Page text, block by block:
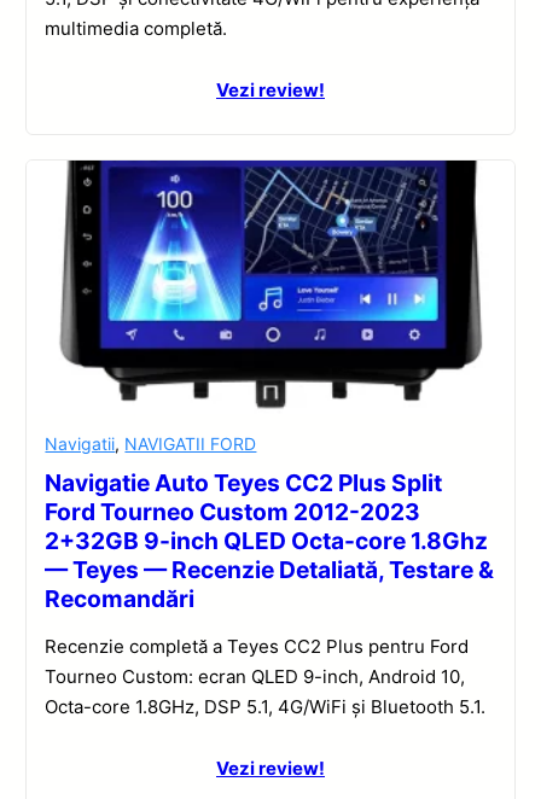
multimedia completă.
Vezi review!
Navigatii, NAVIGATII FORD
Navigatie Auto Teyes CC2 Plus Split
Ford Tourneo Custom 2012-2023
2+32GB 9-inch QLED Octa-core 1.8Ghz
— Teyes — Recenzie Detaliată, Testare &
Recomandări
Recenzie completă a Teyes CC2 Plus pentru Ford
Tourneo Custom: ecran QLED 9-inch, Android 10,
Octa-core 1.8GHz, DSP 5.1, 4G/WiFi și Bluetooth 5.1.
Vezi review!